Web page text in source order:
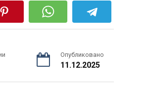
Опубликовано
11.12.2025